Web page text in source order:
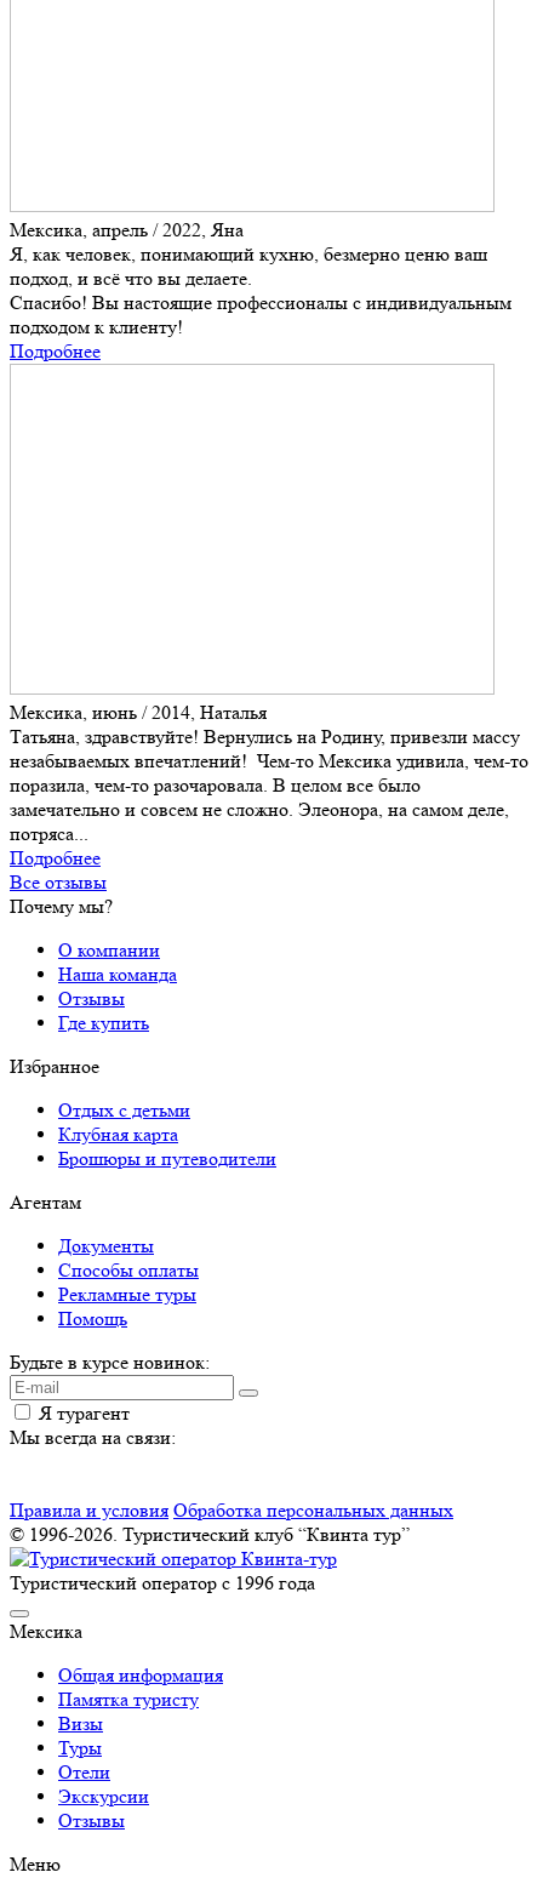
Мексика, апрель / 2022, Яна
Я, как человек, понимающий кухню, безмерно ценю ваш
подход, и всё что вы делаете.
Спасибо! Вы настоящие профессионалы с индивидуальным
подходом к клиенту!
Подробнее
Мексика, июнь / 2014, Наталья
Татьяна, здравствуйте! Вернулись на Родину, привезли массу
незабываемых впечатлений! Чем-то Мексика удивила, чем-то
поразила, чем-то разочаровала. В целом все было
замечательно и совсем не сложно. Элеонора, на самом деле,
потряса...
Подробнее
Все отзывы
Почему мы?
О компании
Наша команда
Отзывы
Где купить
Избранное
Отдых с детьми
Клубная карта
Брошюры и путеводители
Агентам
Документы
Способы оплаты
Рекламные туры
Помощь
Будьте в курсе новинок:
Я турагент
Мы всегда на связи:
Правила и условия Обработка персональных данных
© 1996-2026. Туристический клуб “Квинта тур”
Туристический оператор с 1996 года
Мексика
Общая информация
Памятка туристу
Визы
Туры
Отели
Экскурсии
Отзывы
Меню